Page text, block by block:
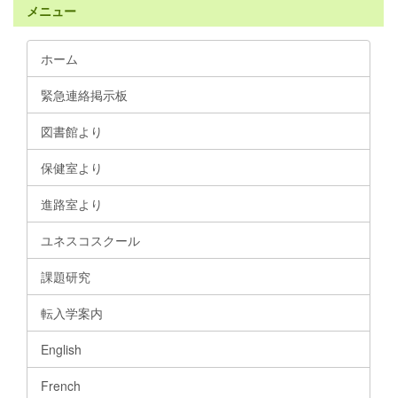
メニュー
ホーム
緊急連絡掲示板
図書館より
保健室より
進路室より
ユネスコスクール
課題研究
転入学案内
English
French